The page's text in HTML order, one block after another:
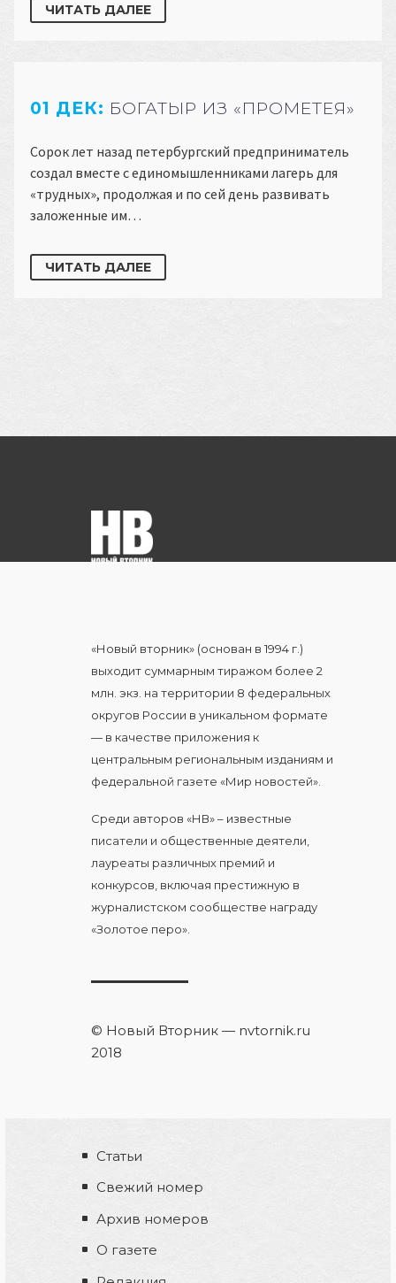
ЧИТАТЬ ДАЛЕЕ
01 ДЕК: БОГАТЫР ИЗ «ПРОМЕТЕЯ»
Сорок лет назад петербургский предприниматель
создал вместе с единомышленниками лагерь для
«трудных», продолжая и по сей день развивать
заложенные им…
ЧИТАТЬ ДАЛЕЕ
«Новый вторник» (основан в 1994 г.)
выходит суммарным тиражом более 2
млн. экз. на территории 8 федеральных
округов России в уникальном формате
— в качестве приложения к
центральным региональным изданиям и
федеральной газете «Мир новостей».
Среди авторов «НВ» – известные
писатели и общественные деятели,
лауреаты различных премий и
конкурсов, включая престижную в
журналистском сообществе награду
«Золотое перо».
© Новый Вторник — nvtornik.ru
2018
Статьи
Свежий номер
Архив номеров
О газете